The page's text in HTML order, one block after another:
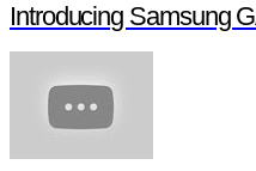
Introducing Samsung